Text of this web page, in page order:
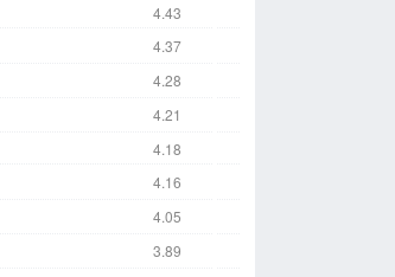
4.43
4.37
4.28
4.21
4.18
4.16
4.05
3.89